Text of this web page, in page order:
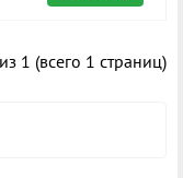
1 (всего 1 страниц)